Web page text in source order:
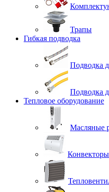
Трапы
Гибкая подводка
Подводка
Подводка
Тепловое оборудование
Масляные